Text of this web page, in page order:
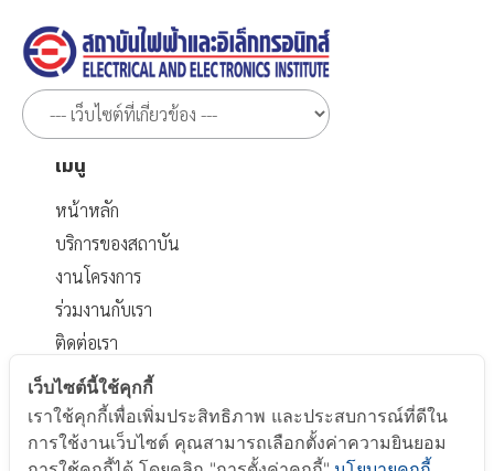
เมนู
หน้าหลัก
บริการของสถาบัน
งานโครงการ
ร่วมงานกับเรา
ติดต่อเรา
เอกสารที่เกี่ยวข้อง
นโยบายส่วนบุคคล
นโยบาย Cookie
เว็บไซต์นี้ใช้คุกกี้
เราใช้คุกกี้เพื่อเพิ่มประสิทธิภาพ และประสบการณ์ที่ดีใน
การใช้งานเว็บไซต์ คุณสามารถเลือกตั้งค่าความยินยอม